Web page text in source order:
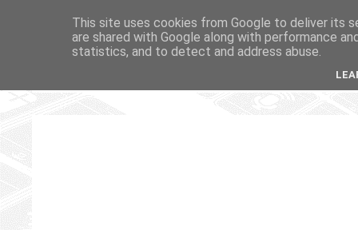
This site uses cookies from Google to deliver its
are shared with Google along with performance
statistics, and to detect and address abuse.